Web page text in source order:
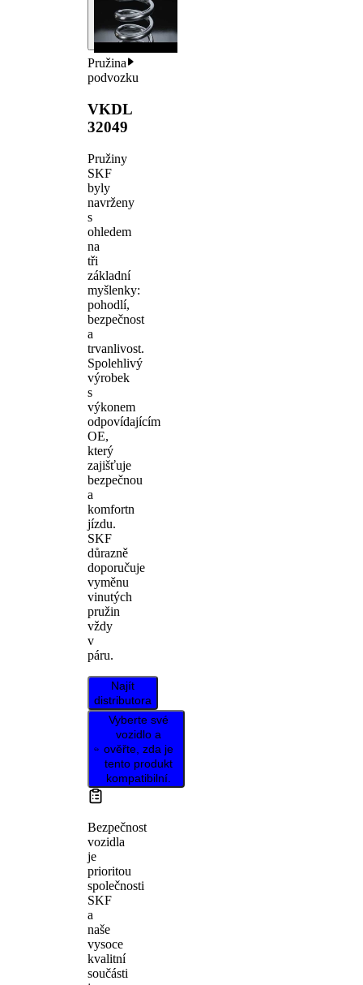
Pružina
podvozku
VKDL
32049
Pružiny
SKF
byly
navrženy
s
ohledem
na
tři
základní
myšlenky:
pohodlí,
bezpečnost
a
trvanlivost.
Spolehlivý
výrobek
s
výkonem
odpovídajícím
OE,
který
zajišťuje
bezpečnou
a
komfortn
jízdu.
SKF
důrazně
doporučuje
vyměnu
vinutých
pružin
vždy
v
páru.
Najít
distributora
Vyberte své
vozidlo a
ověřte, zda je
tento produkt
kompatibilní.
Bezpečnost
vozidla
je
prioritou
společnosti
SKF
a
naše
vysoce
kvalitní
součásti